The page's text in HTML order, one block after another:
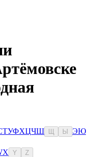
ТУФХЦЧШ Ы ЭЮ
X Y Z